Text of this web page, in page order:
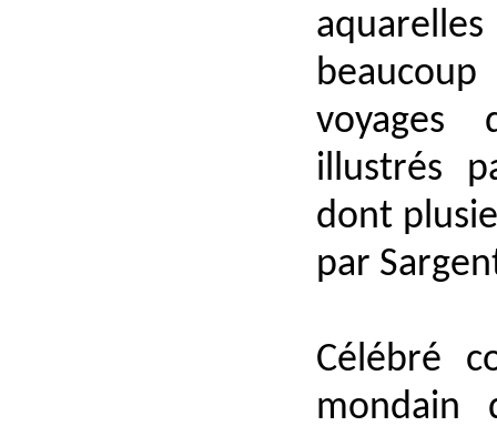
voyages
illustrés
dont
par
Célébré
mondain